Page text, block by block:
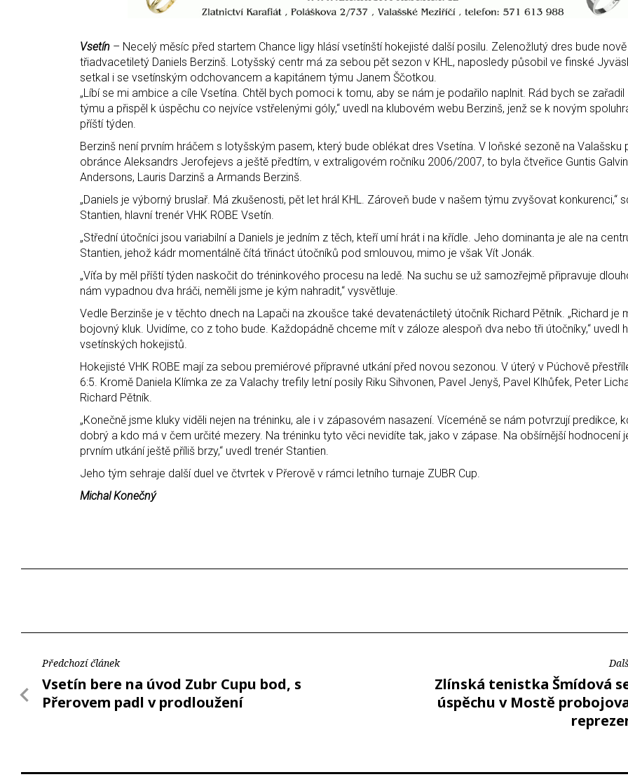
Vsetín – Necelý měsíc před startem Chance ligy hlásí vsetínští hokejisté další posilu. Zelenožlutý dres bude
třiadvacetiletý Daniels Berzinš. Lotyšský centr má za sebou pět sezon v KHL, naposledy působil ve finské
setkal i se vsetínským odchovancem a kapitánem týmu Janem Ščotkou.
„Líbí se mi ambice a cíle Vsetína. Chtěl bych pomoci k tomu, aby se nám je podařilo naplnit. Rád bych se zařadil
týmu a přispěl k úspěchu co nejvíce vstřelenými góly,“ uvedl na klubovém webu Berzinš, jenž se k novým
příští týden.
Berzinš není prvním hráčem s lotyšským pasem, který bude oblékat dres Vsetína. V loňské sezoně na Valašsku
obránce Aleksandrs Jerofejevs a ještě předtím, v extraligovém ročníku 2006/2007, to byla čtveřice Guntis
Andersons, Lauris Darzinš a Armands Berzinš.
„Daniels je výborný bruslař. Má zkušenosti, pět let hrál KHL. Zároveň bude v našem týmu zvyšovat konkurenci,“
Stantien, hlavní trenér VHK ROBE Vsetín.
„Střední útočníci jsou variabilní a Daniels je jedním z těch, kteří umí hrát i na křídle. Jeho dominanta je ale na
Stantien, jehož kádr momentálně čítá třináct útočníků pod smlouvou, mimo je však Vít Jonák.
„Víťa by měl příští týden naskočit do tréninkového procesu na ledě. Na suchu se už samozřejmě připravuje
nám vypadnou dva hráči, neměli jsme je kým nahradit,“ vysvětluje.
Vedle Berzinše je v těchto dnech na Lapači na zkoušce také devatenáctiletý útočník Richard Pětník. „Richard je
bojovný kluk. Uvidíme, co z toho bude. Každopádně chceme mít v záloze alespoň dva nebo tři útočníky,“ uvedl
vsetínských hokejistů.
Hokejisté VHK ROBE mají za sebou premiérové přípravné utkání před novou sezonou. V úterý v Púchově
6:5. Kromě Daniela Klímka ze za Valachy trefily letní posily Riku Sihvonen, Pavel Jenyš, Pavel Klhůfek, Peter
Richard Pětník.
„Konečně jsme kluky viděli nejen na tréninku, ale i v zápasovém nasazení. Víceméně se nám potvrzují predikce,
dobrý a kdo má v čem určité mezery. Na tréninku tyto věci nevidíte tak, jako v zápase. Na obšírnější hodnocení
prvním utkání ještě příliš brzy,“ uvedl trenér Stantien.
Jeho tým sehraje další duel ve čtvrtek v Přerově v rámci letního turnaje ZUBR Cup.
Michal Konečný
Předchozí článek
Vsetín bere na úvod Zubr Cupu bod, s
Přerovem padl v prodloužení
Zlínská tenistka Šmídová
úspěchu v Mostě